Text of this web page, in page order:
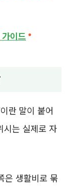
이드
란 말이 붙어
시는 실제로 자
은 생활비로 묶